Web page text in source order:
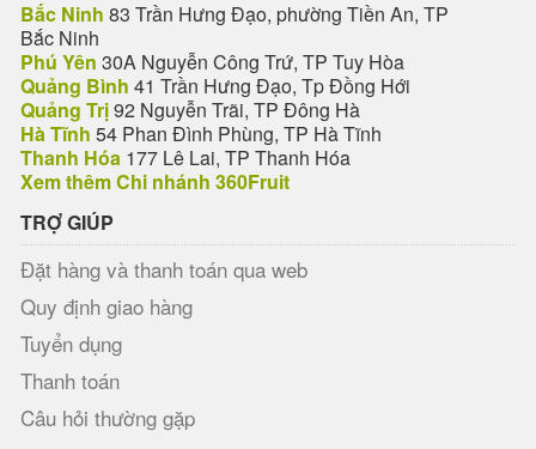
Bắc Ninh 83 Trần Hưng Đạo, phường Tiền An, TP
Bắc Ninh
Phú Yên 30A Nguyễn Công Trứ, TP Tuy Hòa
Quảng Bình 41 Trần Hưng Đạo, Tp Đồng Hới
Quảng Trị92 Nguyễn Trãi, TP Đông Hà
Hà Tĩnh 54 Phan Đình Phùng, TP Hà Tĩnh
Thanh Hóa 177 Lê Lai, TP Thanh Hóa
Xem thêm Chi nhánh 360Fruit
TRỢ GIÚP
Đặt hàng và thanh toán qua web
Quy định giao hàng
Tuyển dụng
Thanh toán
Câu hỏi thường gặp